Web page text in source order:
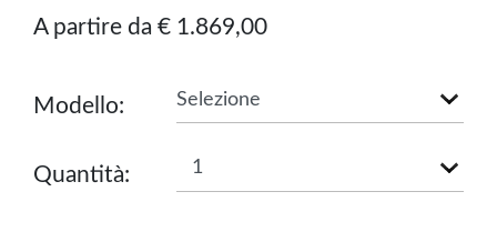
A partire da € 1.869,00
Modello:
Quantità: